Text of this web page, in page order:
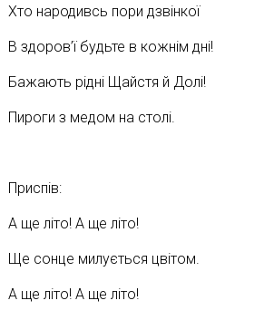
Хто народивсь пори дзвінкої
В здоров’ї будьте в кожнім дні!
Бажають рідні Щайстя й Долі!
Пироги з медом на столі.
Приспів:
А ще літо! А ще літо!
Ще сонце милується цвітом.
А ще літо! А ще літо!